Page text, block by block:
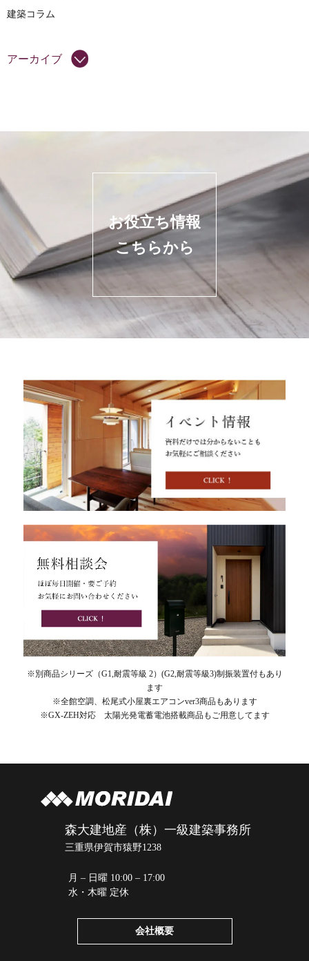
建築コラム
アーカイブ
お役立ち情報
こちらから
※別商品シリーズ（G1,耐震等級 2）(G2,耐震等級3)制振装置付もあり
ます
※全館空調、松尾式小屋裏エアコンver3商品もあります
※GX-ZEH対応 太陽光発電蓄電池搭載商品もご用意してます
森大建地産（株）一級建築事務所
三重県伊賀市猿野1238
月 – 日曜 10:00 – 17:00
水・木曜 定休
会社概要